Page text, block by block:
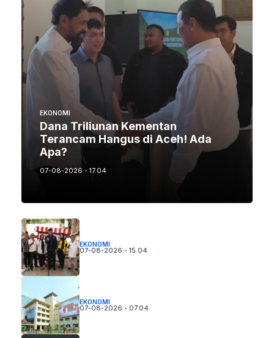
EKONOMI
Dana Triliunan Kementan
Terancam Hangus di Aceh! Ada
Apa?
07-08-2026 - 17.04
EKONOMI
07-08-2026 - 15.04
EKONOMI
07-08-2026 - 07.04